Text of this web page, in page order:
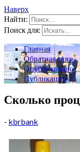
Наверх
Найти:
Поиск для:
Главная
Обратная связь
Опубликовано
Публикации
Сколько
- kbrbank